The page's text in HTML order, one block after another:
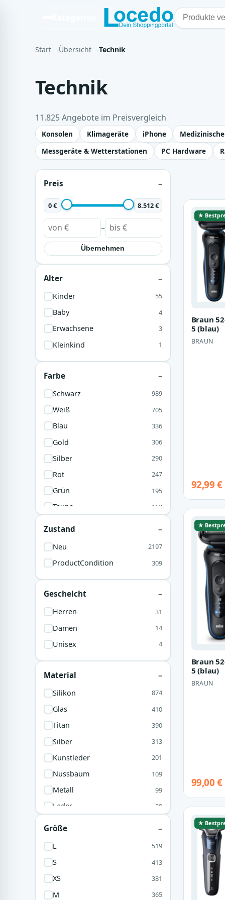
Start Übersicht Technik
Technik
11.825 Angebote im Preisvergleich
Konsolen Klimageräte iPhone
Messgeräte & Wetterstationen
PC Hardware
Preis
0 € 8.512 €
–
Übernehmen
Alter
Kinder 55
Baby 4
Erwachsene 3
Kleinkind 1
Farbe
Schwarz 989
Weiß 705
Blau 336
Gold 306
Silber 290
Rot 247
Grün 195
Taupe 162
Zustand
Neu 2197
ProductCondition 309
Geschelcht
Herren 31
Damen 14
Unisex 4
Material
Silikon 874
Glas 410
Titan 390
Silber 313
Kunstleder 201
Nussbaum 109
Metall 99
Leder 89
Größe
L 519
S 413
XS 381
M 365
★
Braun
5 (blau)
BRAUN
92,99 €
★
Braun
5 (blau)
BRAUN
99,00 €
★